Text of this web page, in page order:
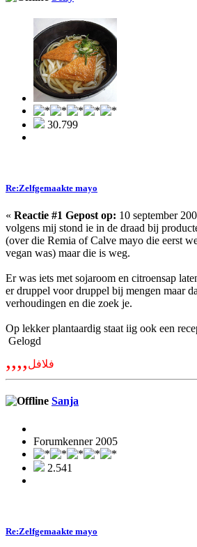
30.799
Re:Zelfgemaakte mayo
« Reactie #1 Gepost op: 10 september
volgens mij stond ie in de draad bij
(over die Remia of Calve mayo die eerst
vegan was) maar die is weg.
Er was iets met sojaroom en citroensap
er druppel voor druppel bij mengen maar
verhoudingen en die zoek je.
Op lekker plantaardig staat iig ook een
Gelogd
,,,,فلافل
Sanja
Forumkenner 2005
2.541
Re:Zelfgemaakte mayo